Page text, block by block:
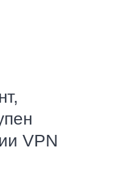
VPN